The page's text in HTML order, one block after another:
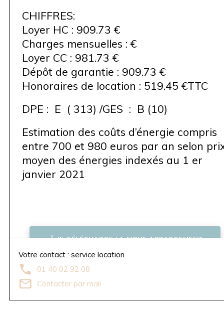
CHIFFRES:
Loyer HC : 909.73 €
Charges mensuelles : €
Loyer CC : 981.73 €
Dépôt de garantie : 909.73 €
Honoraires de location : 519.45 €TTC
DPE : E ( 313) /GES : B (10)
Estimation des coûts d’énergie compris
entre 700 et 980 euros par an selon
moyen des énergies indexés au 1 er
janvier 2021
JE TÉLÉCHARGE LA FICHE APPARTEMENT
Votre contact : service location
01 40 02 92 08
Contacter par mail